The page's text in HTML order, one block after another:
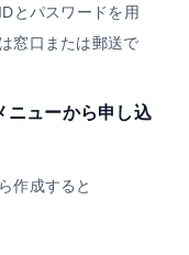
とパスワードを用
窓口または郵送で
ニューから申し込
作成すると